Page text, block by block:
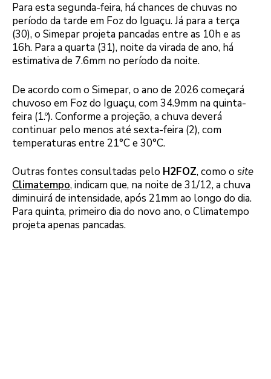
Para esta segunda-feira, há chances de chuvas no
período da tarde em Foz do Iguaçu. Já para a terça
(30), o Simepar projeta pancadas entre as 10h e as
16h. Para a quarta (31), noite da virada de ano, há
estimativa de 7.6mm no período da noite.
De acordo com o Simepar, o ano de 2026 começará
chuvoso em Foz do Iguaçu, com 34.9mm na quinta-
feira (1.º). Conforme a projeção, a chuva deverá
continuar pelo menos até sexta-feira (2), com
temperaturas entre 21°C e 30°C.
Outras fontes consultadas pelo H2FOZ, como o site
Climatempo, indicam que, na noite de 31/12, a chuva
diminuirá de intensidade, após 21mm ao longo do dia.
Para quinta, primeiro dia do novo ano, o Climatempo
projeta apenas pancadas.